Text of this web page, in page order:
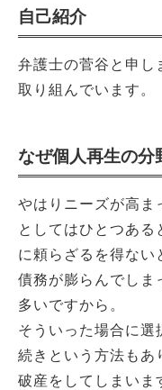
自己紹介
弁護士の菅谷と申し
取り組んでいます。
なぜ個人再生の分
やはりニーズが高ま
としてはひとつあ
に頼らざるを得ない
債務が膨らんでしま
多いですから。
そういった場合に選
続きという方法もあ
破産をしてしまいま